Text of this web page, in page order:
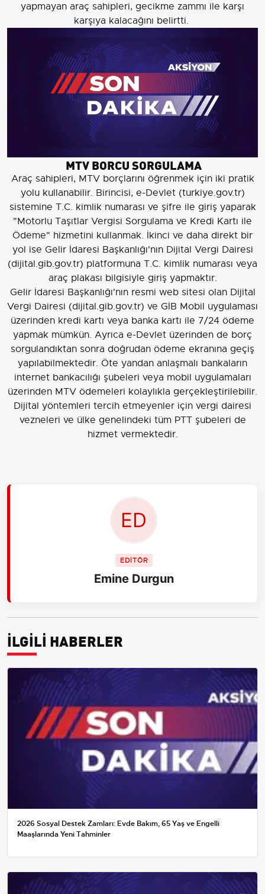
yapmayan araç sahipleri, gecikme zammı ile karşı
karşıya kalacağını belirtti.
MTV BORCU SORGULAMA
Araç sahipleri, MTV borçlarını öğrenmek için iki pratik
yolu kullanabilir. Birincisi, e-Devlet (turkiye.gov.tr)
sistemine T.C. kimlik numarası ve şifre ile giriş yaparak
"Motorlu Taşıtlar Vergisi Sorgulama ve Kredi Kartı ile
Ödeme" hizmetini kullanmak. İkinci ve daha direkt bir
yol ise Gelir İdaresi Başkanlığı'nın Dijital Vergi Dairesi
(dijital.gib.gov.tr) platformuna T.C. kimlik numarası veya
araç plakası bilgisiyle giriş yapmaktır.
Gelir İdaresi Başkanlığı'nın resmi web sitesi olan Dijital
Vergi Dairesi (dijital.gib.gov.tr) ve GİB Mobil uygulaması
üzerinden kredi kartı veya banka kartı ile 7/24 ödeme
yapmak mümkün. Ayrıca e-Devlet üzerinden de borç
sorgulandıktan sonra doğrudan ödeme ekranına geçiş
yapılabilmektedir. Öte yandan anlaşmalı bankaların
internet bankacılığı şubeleri veya mobil uygulamaları
üzerinden MTV ödemeleri kolaylıkla gerçekleştirilebilir.
Dijital yöntemleri tercih etmeyenler için vergi dairesi
vezneleri ve ülke genelindeki tüm PTT şubeleri de
hizmet vermektedir.
EDİTÖR
Emine Durgun
İLGİLİ HABERLER
2026 Sosyal Destek Zamları: Evde Bakım, 65 Yaş ve Engelli
Maaşlarında Yeni Tahminler